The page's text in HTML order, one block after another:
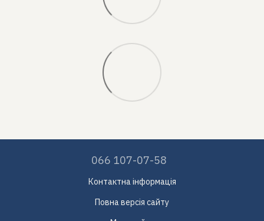
066 107-07-58
Контактна інформація
Повна версія сайту